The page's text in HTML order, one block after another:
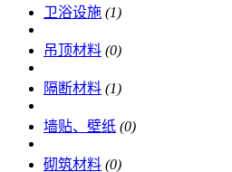
卫浴设施 (1)
吊顶材料 (0)
隔断材料 (1)
墙贴、壁纸 (0)
砌筑材料 (0)